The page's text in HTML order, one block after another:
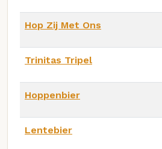
Hop Zij Met Ons
Trinitas Tripel
Hoppenbier
Lentebier